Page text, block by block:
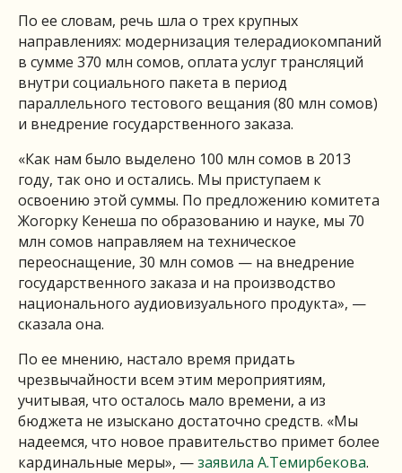
По ее словам, речь шла о трех крупных
направлениях: модернизация телерадиокомпаний
в сумме 370 млн сомов, оплата услуг трансляций
внутри социального пакета в период
параллельного тестового вещания (80 млн сомов)
и внедрение государственного заказа.
«Как нам было выделено 100 млн сомов в 2013
году, так оно и остались. Мы приступаем к
освоению этой суммы. По предложению комитета
Жогорку Кенеша по образованию и науке, мы 70
млн сомов направляем на техническое
переоснащение, 30 млн сомов — на внедрение
государственного заказа и на производство
национального аудиовизуального продукта», —
сказала она.
По ее мнению, настало время придать
чрезвычайности всем этим мероприятиям,
учитывая, что осталось мало времени, а из
бюджета не изыскано достаточно средств. «Мы
надеемся, что новое правительство примет более
кардинальные меры», —заявила А.Темирбекова.